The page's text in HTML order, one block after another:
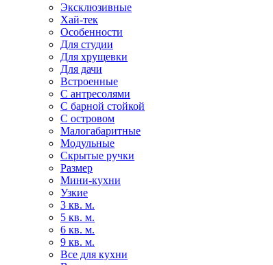
Эксклюзивные
Хай-тек
Особенности
Для студии
Для хрущевки
Для дачи
Встроенные
С антресолями
С барной стойкой
С островом
Малогабаритные
Модульные
Скрытые ручки
Размер
Мини-кухни
Узкие
3 кв. м.
5 кв. м.
6 кв. м.
9 кв. м.
Все для кухни